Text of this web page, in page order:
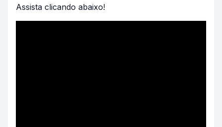
Assista clicando abaixo!